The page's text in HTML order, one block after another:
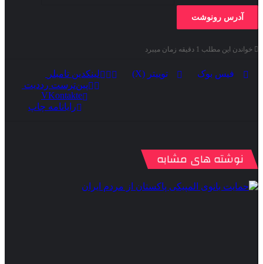
آدرس رونوشت
خواندن این مطلب 1 دقیقه زمان میبرد
فیس بوک توییتر (X) لینکدین ‫تامبلر
پین‌ترست ‫رددیت
VKontakte
رایانامه چاپ
نوشته های مشابه